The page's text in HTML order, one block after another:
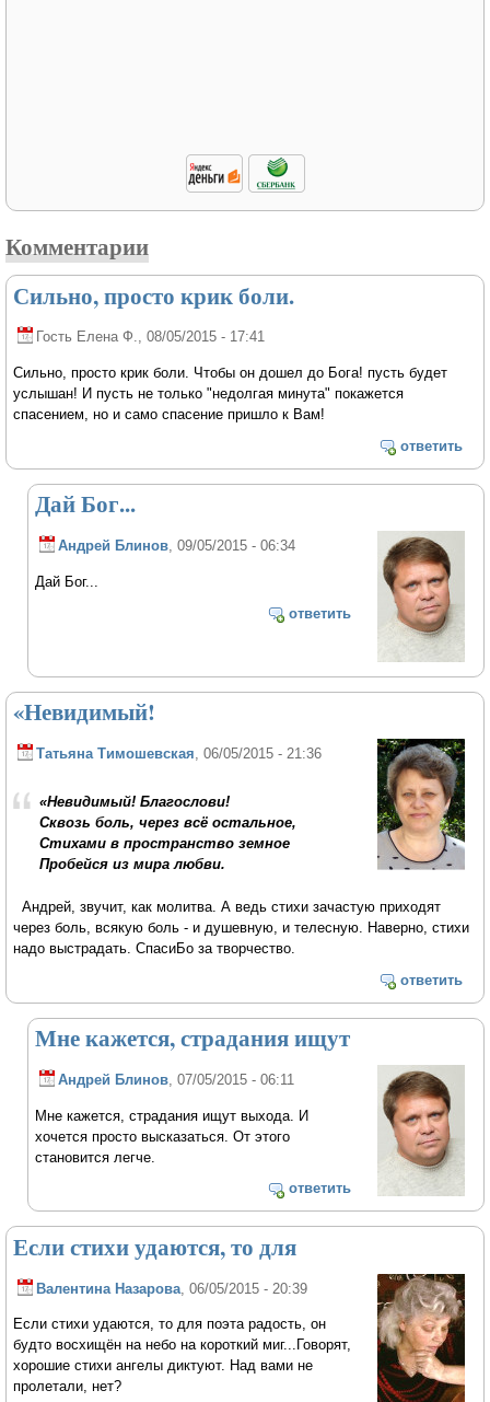
Комментарии
Сильно, просто крик боли.
Гость Елена Ф., 08/05/2015 - 17:41
Сильно, просто крик боли. Чтобы он дошел до Бога! пусть будет
услышан! И пусть не только "недолгая минута" покажется
спасением, но и само спасение пришло к Вам!
ответить
Дай Бог...
Андрей Блинов, 09/05/2015 - 06:34
Дай Бог...
ответить
«Невидимый!
Татьяна Тимошевская , 06/05/2015 - 21:36
«Невидимый! Благослови!
Сквозь боль, через всё остальное,
Стихами в пространство земное
Пробейся из мира любви.
Андрей, звучит, как молитва. А ведь стихи зачастую приходят
через боль, всякую боль - и душевную, и телесную. Наверно, стихи
надо выстрадать. СпасиБо за творчество.
ответить
Мне кажется, страдания ищут
Андрей Блинов , 07/05/2015 - 06:11
Мне кажется, страдания ищут выхода. И
хочется просто высказаться. От этого
становится легче.
ответить
Если стихи удаются, то для
Валентина Назарова , 06/05/2015 - 20:39
Если стихи удаются, то для поэта радость, он
будто восхищён на небо на короткий миг...Говорят,
хорошие стихи ангелы диктуют. Над вами не
пролетали, нет?